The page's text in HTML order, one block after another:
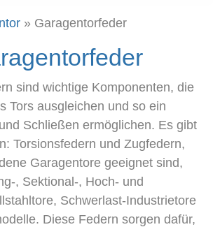
» Garagentorfeder
sind wichtige Komponenten, die
Tors ausgleichen und so ein
Schließen ermöglichen. Es gibt
Torsionsfedern und Zugfedern,
Garagentore geeignet sind,
, Sektional-, Hoch- und
Schwerlast-Industrietore
Diese Federn sorgen dafür,